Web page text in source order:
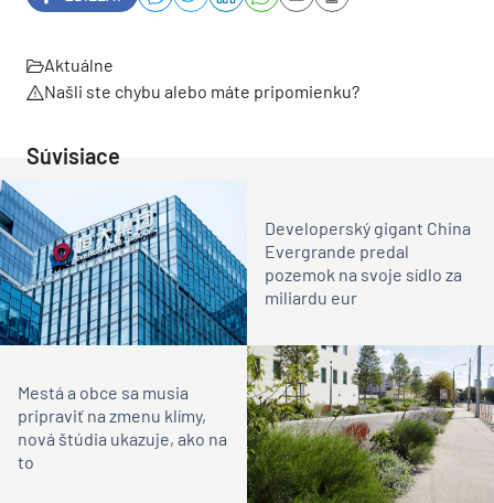
Aktuálne
Našli ste chybu alebo máte pripomienku?
Súvisiace
Developerský gigant China
Evergrande predal
pozemok na svoje sídlo za
miliardu eur
Mestá a obce sa musia
pripraviť na zmenu klímy,
nová štúdia ukazuje, ako na
to